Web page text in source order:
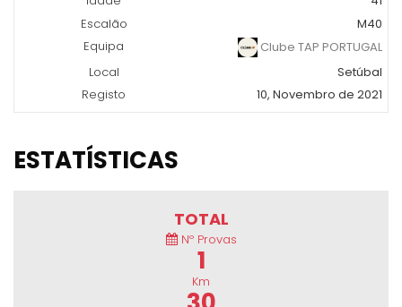
Escalão
M40
Equipa
Clube TAP PORTUGAL
Local
Setúbal
Registo
10, Novembro de 2021
ESTATÍSTICAS
TOTAL
Nº Provas
1
Km